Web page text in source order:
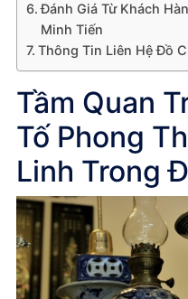
Đánh Giá Từ Khách
Minh Tiến
Thông Tin Liên Hệ Đồ
Tầm Quan
Tố Phong
Linh Trong